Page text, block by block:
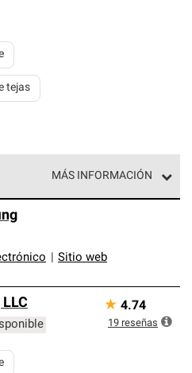
tejas
MÁS INFORMACIÓN
profesionales de techos
y requisitos estrictos
Sitio web
★ 4.74
19 reseñas